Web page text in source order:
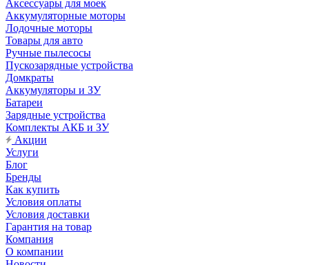
Аксессуары для моек
Аккумуляторные моторы
Лодочные моторы
Товары для авто
Ручные пылесосы
Пускозарядные устройства
Домкраты
Аккумуляторы и ЗУ
Батареи
Зарядные устройства
Комплекты АКБ и ЗУ
Акции
Услуги
Блог
Бренды
Как купить
Условия оплаты
Условия доставки
Гарантия на товар
Компания
О компании